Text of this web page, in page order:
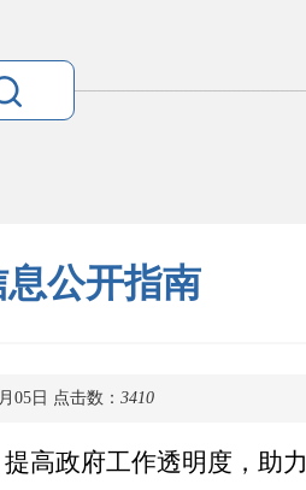
公开指南
05日 点击数： 3410
高政府工作透明度，助力